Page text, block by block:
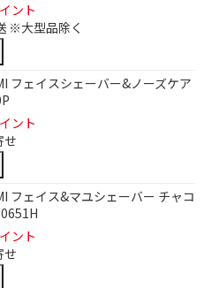
ント
※大型品除く
フェイスシェーバー&ノーズケア
ント
せ
フェイス&マユシェーバー チャコ
ント
せ